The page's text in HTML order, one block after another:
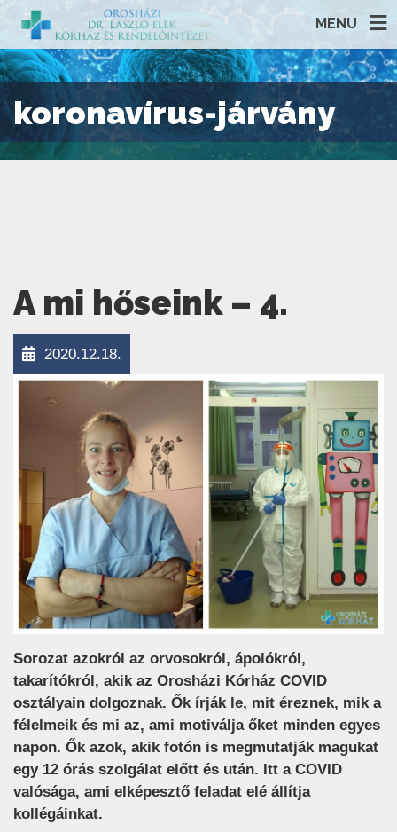
MENU
koronavírus-járvány
A mi hőseink – 4.
2020.12.18.
Sorozat azokról az orvosokról, ápolókról,
takarítókról, akik az Orosházi Kórház COVID
osztályain dolgoznak. Ők írják le, mit éreznek, mik a
félelmeik és mi az, ami motiválja őket minden egyes
napon. Ők azok, akik fotón is megmutatják magukat
egy 12 órás szolgálat előtt és után. Itt a COVID
valósága, ami elképesztő feladat elé állítja
kollégáinkat.